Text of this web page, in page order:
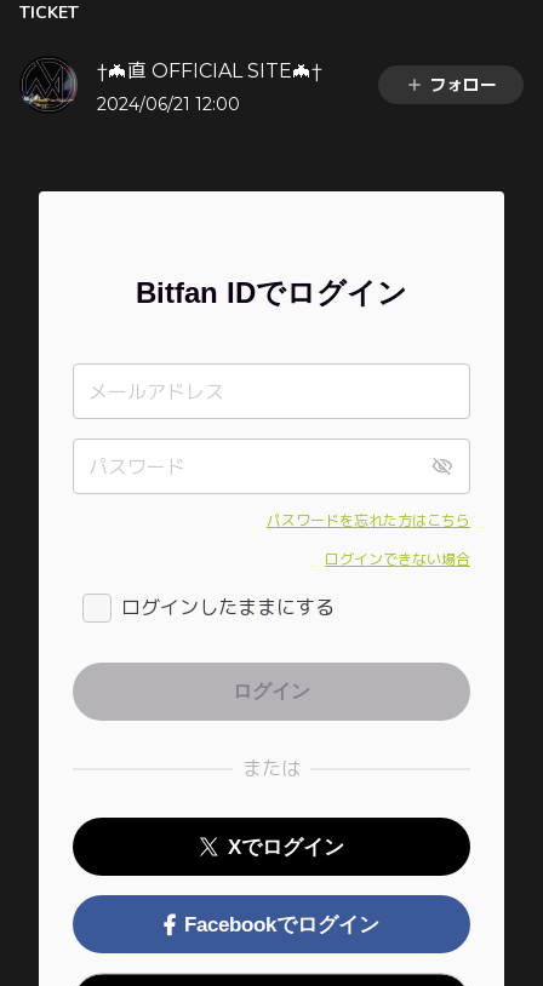
TICKET
†🦇直 OFFICIAL SITE🦇†
2024/06/21 12:00
フォロー
Bitfan IDでログイン
パスワードを忘れた方はこちら
ログインできない場合
ログインしたままにする
または
Xでログイン
Facebookでログイン